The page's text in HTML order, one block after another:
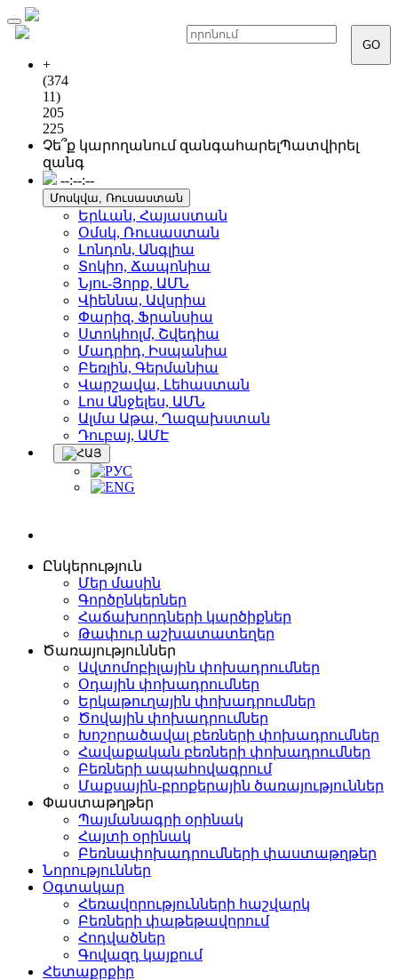
Toggle
navigation
GO
+
(374
11)
205
225
Չե՞ք կարողանում զանգահարելՊատվիրել
զանգ
--:--:--
Մոսկվա, Ռուսաստան
Երևան, Հայաստան
Օմսկ, Ռուսաստան
Լոնդոն, Անգլիա
Տոկիո, Ճապոնիա
Նյու-Յորք, ԱՄՆ
Վիեննա, Ավսրիա
Փարիզ, Ֆրանսիա
Ստոկհոլմ, Շվեդիա
Մադրիդ, Իսպանիա
Բեռլին, Գերմանիա
Վարշավա, Լեհաստան
Լոս Անջելես, ԱՄՆ
Ալմա Աթա, Ղազախստան
Դուբայ, ԱՄԷ
Ընկերություն
Մեր մասին
Գործընկերներ
Հաճախորդների կարծիքներ
Թափուր աշխատատեղեր
Ծառայություններ
Ավտոմոբիլային փոխադրումներ
Օդային փոխադրումներ
Երկաթուղային փոխադրումներ
Ծովային փոխադրումներ
Խոշորածավալ բեռների փոխադրումներ
Հավաքական բեռների փոխադրումներ
Բեռների ապահովագրում
Մաքսային-բրոքերային ծառայություններ
Փաստաթղթեր
Պայմանագրի օրինակ
Հայտի օրինակ
Բեռնափոխադրումների փաստաթղթեր
Նորություններ
Օգտակար
Հեռավորությունների հաշվարկ
Բեռների փաթեթավորում
Հոդվածներ
Գովազդ կայքում
Հետաքրքիր